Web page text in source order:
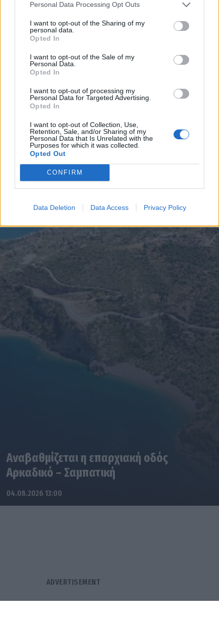
Personal Data Processing Opt Outs
I want to opt-out of the Sharing of my
personal data.
Opted In
I want to opt-out of the Sale of my
Personal Data.
Opted In
I want to opt-out of processing my
Personal Data for Targeted Advertising.
Opted In
I want to opt-out of Collection, Use,
Retention, Sale, and/or Sharing of my
Personal Data that Is Unrelated with the
Purposes for which it was collected.
Opted Out
CONFIRM
Data Deletion Data Access Privacy Policy
Χορός παραιτήσεων στην κυβέρνηση λόγω
ΟΠΕΚΕΠΕ!
Πλεύρης αντί Βορίδη στο Υπουργείο
Υπουργικό Συμβούλιο
Διάβασε περισσότερα
Ελλάδα Πολιτική Κοινωνία
Αναβαθμίζεται η επαρχιακή οδός
Αρκαδικό – Σαμπατική
04.08.2026 13:00